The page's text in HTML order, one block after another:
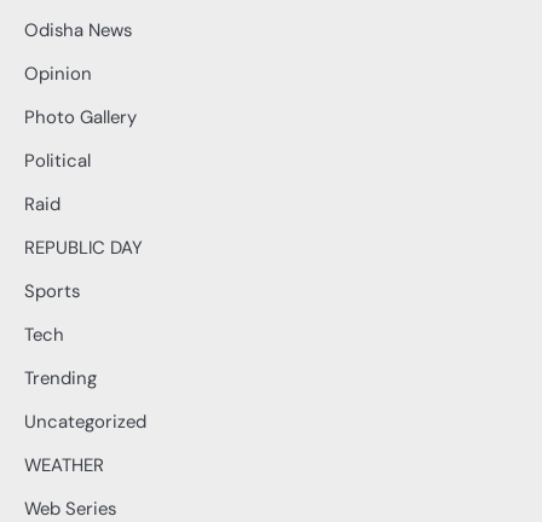
Odisha News
Opinion
Photo Gallery
Political
Raid
REPUBLIC DAY
Sports
Tech
Trending
Uncategorized
WEATHER
Web Series